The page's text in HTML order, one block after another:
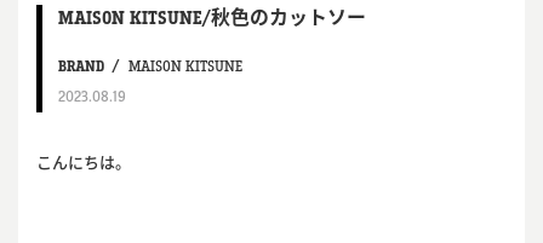
MAISON KITSUNE/秋色のカットソー
BRAND
MAISON KITSUNE
2023.08.19
こんにちは。